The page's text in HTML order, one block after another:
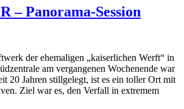
– Panorama-Session
der ehemaligen „kaiserlichen Werft“ in
am vergangenen Wochenende war
20 Jahren stillgelegt, ist es ein toller Ort mit
Ziel war es, den Verfall in extremem